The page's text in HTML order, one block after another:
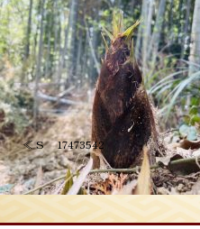
投
稿
ナ
≪S__17473542